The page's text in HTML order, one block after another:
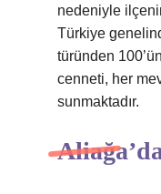
nedeniyle
Türkiye
türünden
cenneti, her
sunmaktadır.